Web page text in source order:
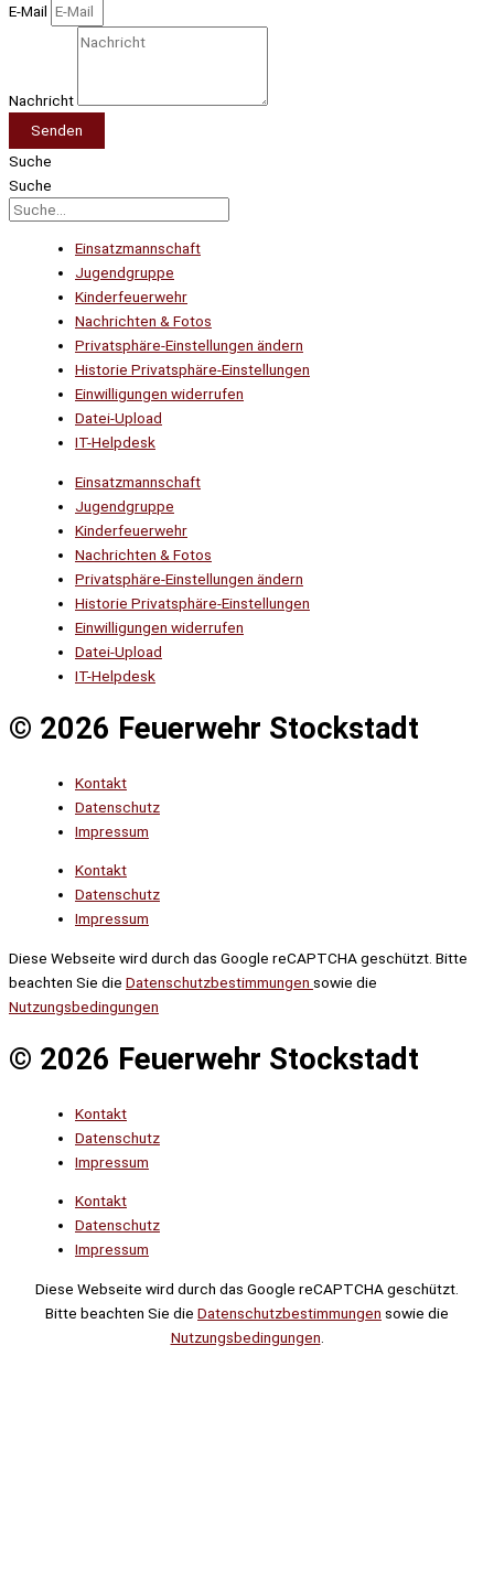
E-Mail
Nachricht
Senden
Suche
Suche
Einsatzmannschaft
Jugendgruppe
Kinderfeuerwehr
Nachrichten & Fotos
Privatsphäre-Einstellungen ändern
Historie Privatsphäre-Einstellungen
Einwilligungen widerrufen
Datei-Upload
IT-Helpdesk
Einsatzmannschaft
Jugendgruppe
Kinderfeuerwehr
Nachrichten & Fotos
Privatsphäre-Einstellungen ändern
Historie Privatsphäre-Einstellungen
Einwilligungen widerrufen
Datei-Upload
IT-Helpdesk
© 2026 Feuerwehr Stockstadt
Kontakt
Datenschutz
Impressum
Kontakt
Datenschutz
Impressum
Diese Webseite wird durch das Google reCAPTCHA geschützt. Bitte
beachten Sie die Datenschutzbestimmungen sowie die
Nutzungsbedingungen
© 2026 Feuerwehr Stockstadt
Kontakt
Datenschutz
Impressum
Kontakt
Datenschutz
Impressum
Diese Webseite wird durch das Google reCAPTCHA geschützt.
Bitte beachten Sie die Datenschutzbestimmungen sowie die
Nutzungsbedingungen